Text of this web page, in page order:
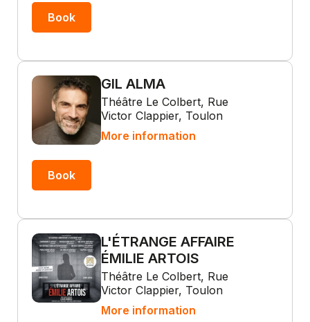
Book
GIL ALMA
Théâtre Le Colbert, Rue
Victor Clappier, Toulon
More information
Book
L'ÉTRANGE AFFAIRE
ÉMILIE ARTOIS
Théâtre Le Colbert, Rue
Victor Clappier, Toulon
More information